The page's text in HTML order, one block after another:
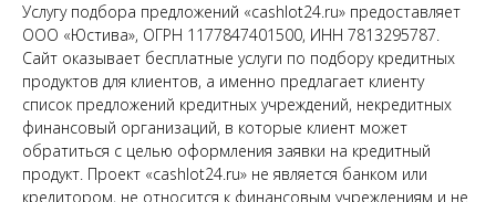
Услугу подбора предложений «cashlot24.ru» предоставляет
ООО «Юстива», ОГРН 1177847401500, ИНН 7813295787.
Сайт оказывает бесплатные услуги по подбору кредитных
продуктов для клиентов, а именно предлагает клиенту
список предложений кредитных учреждений, некредитных
финансовый организаций, в которые клиент может
обратиться с целью оформления заявки на кредитный
продукт. Проект «cashlot24.ru» не является банком или
кредитором, не относится к финансовым учреждениям и не